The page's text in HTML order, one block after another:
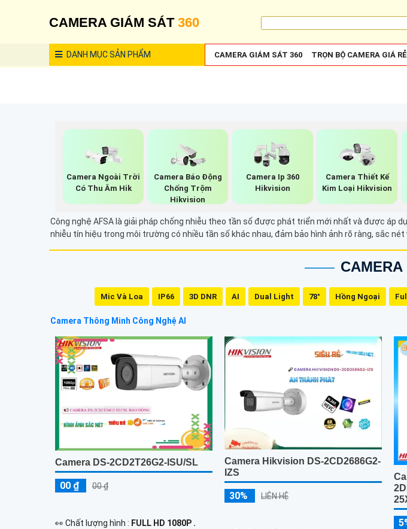
CAMERA GIÁM SÁT 360
DANH MỤCSẢN PHẨM CAMERA GIÁM SÁT 360 TRỌN BỘ CAMERA GIÁ RẺ
Camera Ngoài Trời
Có Thu Âm Hik
Camera Báo Động
Chống Trộm
Hikvision
Camera Ip 360
Hikvision
Camera Thiết Kế
Kim Loại Hikvision
Công nghệ AFSA là giải pháp chống nhiễu theo tần số được phát triển mới nhất và được áp
nhiễu tín hiệu trong môi trường có nhiều tần số khác nhau, đảm bảo hình ảnh rõ ràng, sắc nét
CAMERA
Mic Và Loa IP66 3D DNR AI Dual Light 78° Hồng Ngoại
Camera Thông Minh Công Nghệ AI
Camera DS-2CD2T26G2-ISU/SL
00 ₫ 00 ₫
️👀 Chất lượng hình : FULL HD 1080P .
Camera Hikvision DS-2CD2686G2-
IZS
30% LIÊN HỆ